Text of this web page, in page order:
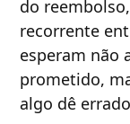
do
recorrente
esperam não
prometido,
algo dê